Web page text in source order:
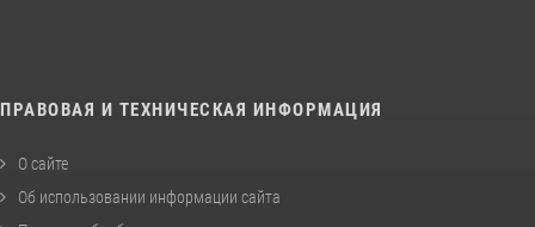
ПРАВОВАЯ И ТЕХНИЧЕСКАЯ ИНФОРМАЦИЯ
О сайте
Об использовании информации сайта